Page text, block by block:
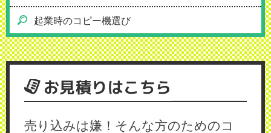
起業時のコピー機選び
お見積りはこちら
売り込みは嫌！そんな方のためのコ